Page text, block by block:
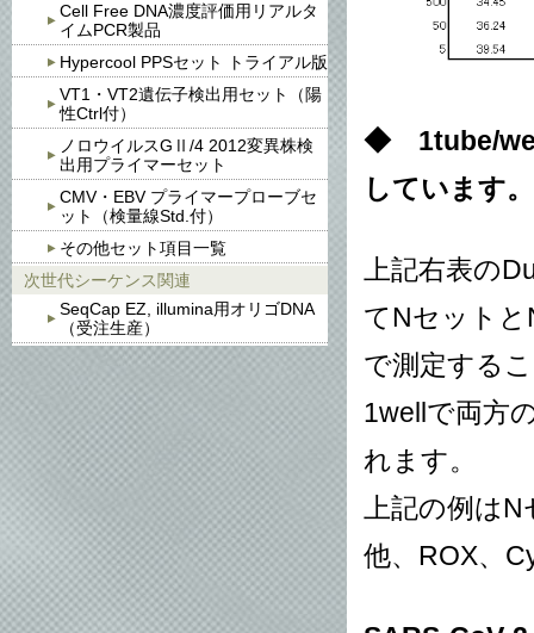
Cell Free DNA濃度評価用リアルタ
イムPCR製品
Hypercool PPSセット トライアル版
VT1・VT2遺伝子検出用セット（陽
性Ctrl付）
ノロウイルスGⅡ/4 2012変異株検
出用プライマーセット
CMV・EBV プライマープローブセ
ット（検量線Std.付）
その他セット項目一覧
次世代シーケンス関連
SeqCap EZ, illumina用オリゴDNA
（受注生産）
◆ 1tube/well
しています。
上記右表の
てNセット
で測定する
1wellで両方
れます。
上記の例はN
他、ROX、